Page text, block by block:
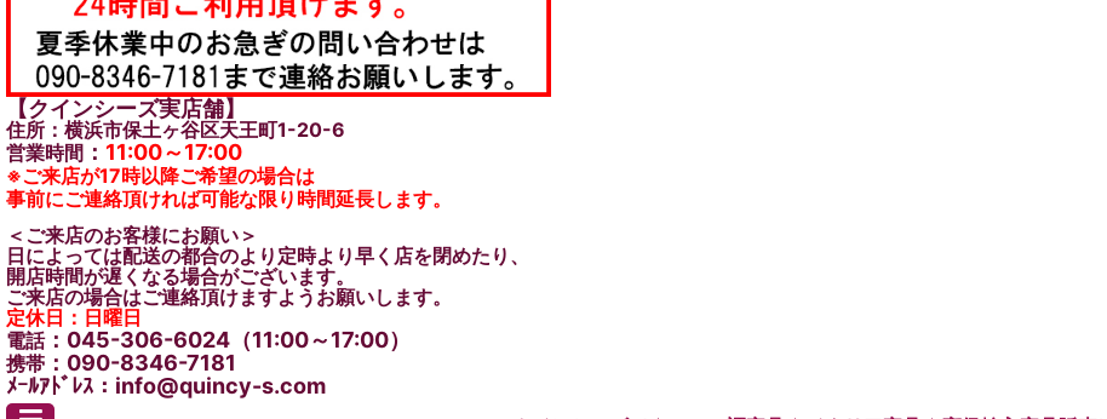
【クインシーズ実店舗】
住所：横浜市保土ヶ谷区天王町1-20-6
営業時間 ： 11:00～17:00
※ご来店が17時以降ご希望の場合は
事前にご連絡頂ければ可能な限り時間延長します。
＜ご来店のお客様にお願い＞
日によっては配送の都合のより定時より早く店を閉めたり、
開店時間が遅くなる場合がございます。
ご来店の場合はご連絡頂けますようお願いします。
定休日：日曜日
電話：045-306-6024（11:00～17:00）
携帯 ：090-8346-7181
ﾒｰﾙｱﾄﾞﾚｽ：info@quincy-s.com